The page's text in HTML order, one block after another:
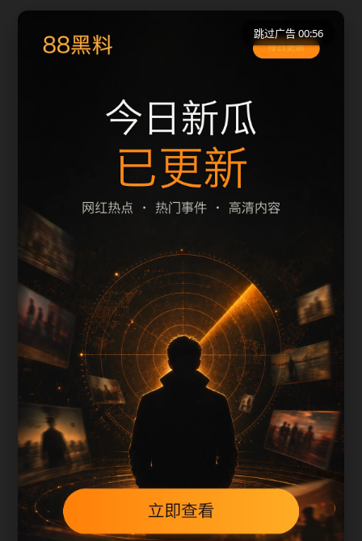
相关问题
再看标题、description 和主题图是否一致。
图片应该怎么匹配？alt/title 使用“插曲视频免费
高清观看动漫 - 影视资讯 - 文章标题”的格式。
如何继续浏览？通过栏目页、上一篇下一篇、站
站内推荐阅读
影视资讯栏目首页
返回插曲视频免费高清观看动漫首页
查看本站 Sitemap
继续阅读时，优先选择标题、栏目词和主题图一致
的页面。这样既能提升访问体验，也能让站内链接
关系更加稳定。
页面后续更新也会按同一栏目主题补充，保持内容
节奏稳定，避免同标题重复发布。
跳过广告 00:55